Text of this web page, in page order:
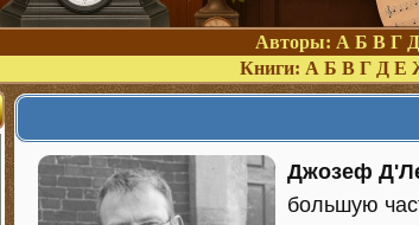
Авторы: А Б В Г Д
Книги: А Б В Г Д Е
Джозеф
большую